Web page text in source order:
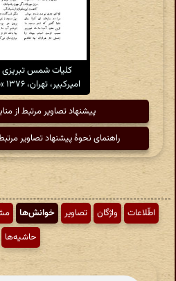
کلیات شمس تبریزی
امیرکبیر، تهران، ۱۳۷۶ » تصویر ۱۴۵
پیشنهاد تصاویر مرتبط از
راهنمای نحوهٔ پیشنهاد تصاویر
اطّلاعات واژگان تصاویر خوانش‌ها
حاشیه‌ها